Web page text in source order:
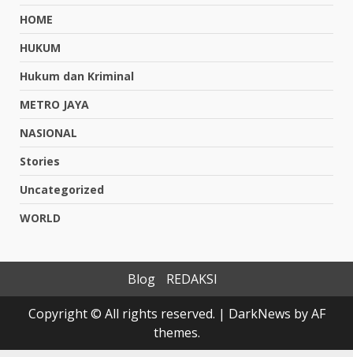
HOME
HUKUM
Hukum dan Kriminal
METRO JAYA
NASIONAL
Stories
Uncategorized
WORLD
Blog
REDAKSI
Copyright © All rights reserved. | DarkNews by AF
themes.